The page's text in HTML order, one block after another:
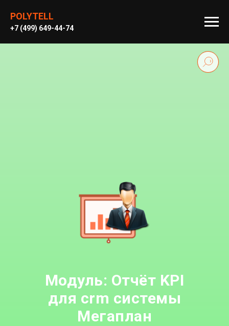
POLYTELL
+7 (499) 649-44-74
Модуль: Отчёт KPI
для crm системы
Мегаплан